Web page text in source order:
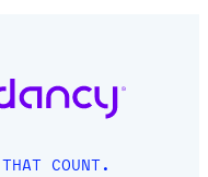
COUNT.